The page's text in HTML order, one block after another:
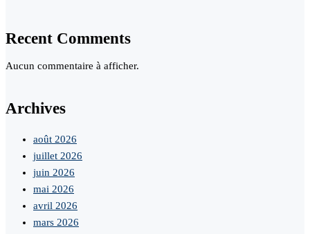
Recent Comments
Aucun commentaire à afficher.
Archives
août 2026
juillet 2026
juin 2026
mai 2026
avril 2026
mars 2026